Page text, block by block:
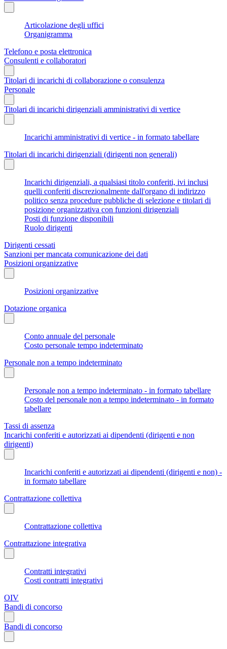
Articolazione degli uffici
Organigramma
Telefono e posta elettronica
Consulenti e collaboratori
Titolari di incarichi di collaborazione o consulenza
Personale
Titolari di incarichi dirigenziali amministrativi di vertice
Incarichi amministrativi di vertice - in formato tabellare
Titolari di incarichi dirigenziali (dirigenti non generali)
Incarichi dirigenziali, a qualsiasi titolo conferiti, ivi inclusi
quelli conferiti discrezionalmente dall'organo di indirizzo
politico senza procedure pubbliche di selezione e titolari di
posizione organizzativa con funzioni dirigenziali
Posti di funzione disponibili
Ruolo dirigenti
Dirigenti cessati
Sanzioni per mancata comunicazione dei dati
Posizioni organizzative
Posizioni organizzative
Dotazione organica
Conto annuale del personale
Costo personale tempo indeterminato
Personale non a tempo indeterminato
Personale non a tempo indeterminato - in formato tabellare
Costo del personale non a tempo indeterminato - in formato
tabellare
Tassi di assenza
Incarichi conferiti e autorizzati ai dipendenti (dirigenti e non
dirigenti)
Incarichi conferiti e autorizzati ai dipendenti (dirigenti e non) -
in formato tabellare
Contrattazione collettiva
Contrattazione collettiva
Contrattazione integrativa
Contratti integrativi
Costi contratti integrativi
OIV
Bandi di concorso
Bandi di concorso